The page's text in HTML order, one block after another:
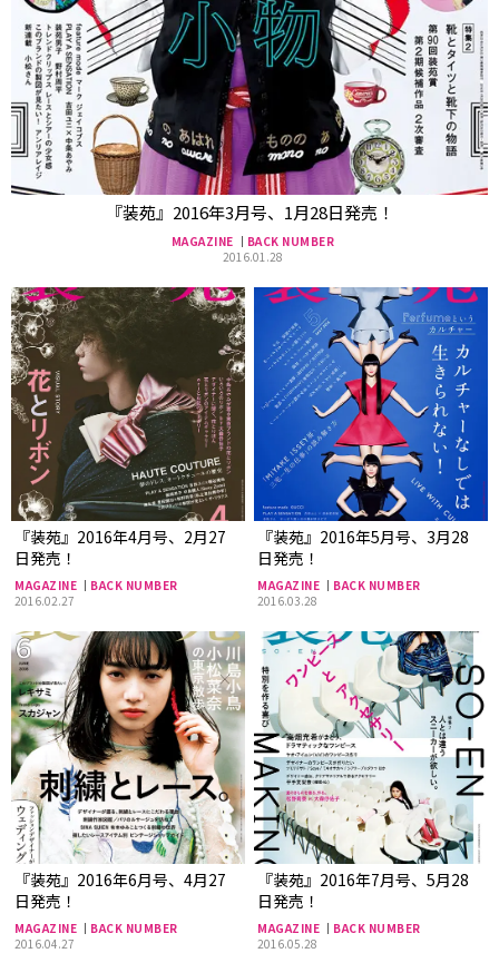
『装苑』2016年3月号、1月28日発売！
MAGAZINE
BACK NUMBER
2016.01.28
『装苑』2016年4月号、2月27
日発売！
MAGAZINE
BACK NUMBER
2016.02.27
『装苑』2016年5月号、3月28
日発売！
MAGAZINE
BACK NUMBER
2016.03.28
『装苑』2016年6月号、4月27
日発売！
MAGAZINE
BACK NUMBER
2016.04.27
『装苑』2016年7月号、5月28
日発売！
MAGAZINE
BACK NUMBER
2016.05.28